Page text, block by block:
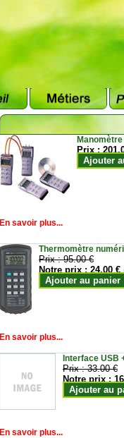
Prix :
Ajouter
En savoir plus...
Thermomètre
Prix :95.00 €
Notre prix :24.00 €
Ajouter au panier
En savoir plus...
Interface USB
Prix :33.00 €
Notre prix :
Ajouter au
En savoir plus...